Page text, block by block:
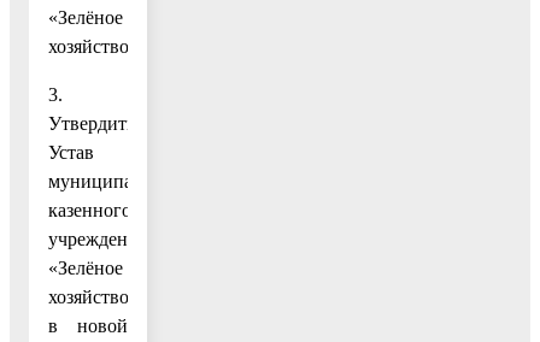
«Зелёное
хозяйство».
3.
Утвердить
Устав
муниципального
казенного
учреждения
«Зелёное
хозяйство»
в новой